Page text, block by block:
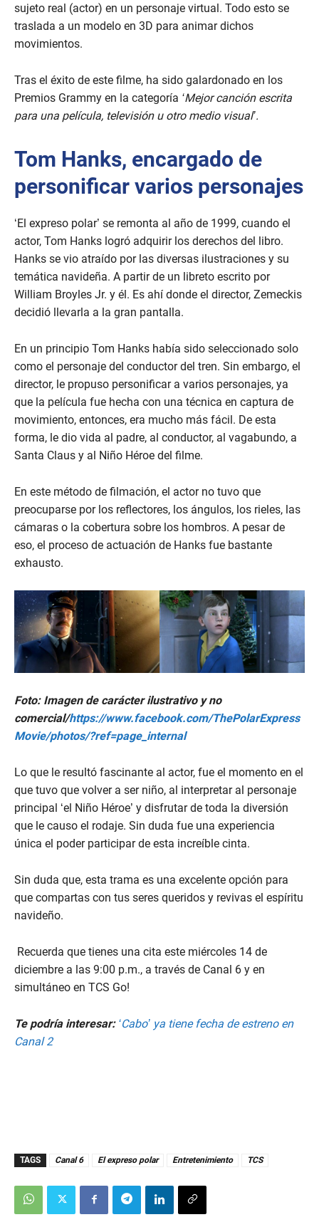
sujeto real (actor) en un personaje virtual. Todo esto se
traslada a un modelo en 3D para animar dichos
movimientos.
Tras el éxito de este filme, ha sido galardonado en los
Premios Grammy en la categoría ‘Mejor canción escrita
para una película, televisión u otro medio visual’.
Tom Hanks, encargado de
personificar varios personajes
‘El expreso polar’ se remonta al año de 1999, cuando el
actor, Tom Hanks logró adquirir los derechos del libro.
Hanks se vio atraído por las diversas ilustraciones y su
temática navideña. A partir de un libreto escrito por
William Broyles Jr. y él. Es ahí donde el director, Zemeckis
decidió llevarla a la gran pantalla.
En un principio Tom Hanks había sido seleccionado solo
como el personaje del conductor del tren. Sin embargo, el
director, le propuso personificar a varios personajes, ya
que la película fue hecha con una técnica en captura de
movimiento, entonces, era mucho más fácil. De esta
forma, le dio vida al padre, al conductor, al vagabundo, a
Santa Claus y al Niño Héroe del filme.
En este método de filmación, el actor no tuvo que
preocuparse por los reflectores, los ángulos, los rieles, las
cámaras o la cobertura sobre los hombros. A pesar de
eso, el proceso de actuación de Hanks fue bastante
exhausto.
Foto: Imagen de carácter ilustrativo y no
comercial/https://www.facebook.com/ThePolarExpress
Movie/photos/?ref=page_internal
Lo que le resultó fascinante al actor, fue el momento en el
que tuvo que volver a ser niño, al interpretar al personaje
principal ‘el Niño Héroe’ y disfrutar de toda la diversión
que le causo el rodaje. Sin duda fue una experiencia
única el poder participar de esta increíble cinta.
Sin duda que, esta trama es una excelente opción para
que compartas con tus seres queridos y revivas el espíritu
navideño.
Recuerda que tienes una cita este miércoles 14 de
diciembre a las 9:00 p.m., a través de Canal 6 y en
simultáneo en TCS Go!
Te podría interesar: ‘Cabo’ ya tiene fecha de estreno en
Canal 2
TAGS Canal 6 El expreso polar Entretenimiento TCS